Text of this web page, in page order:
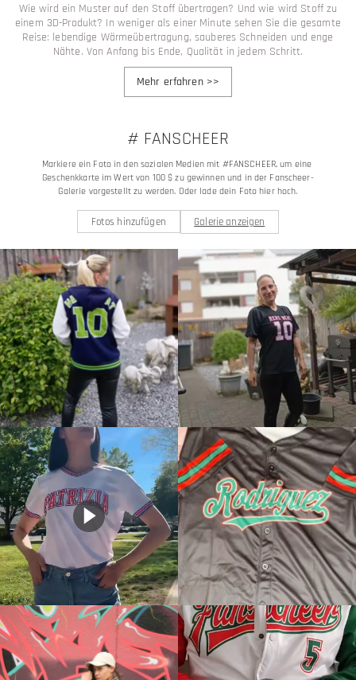
Wie wird ein Muster auf den Stoff übertragen? Und wie wird Stoff zu
einem 3D-Produkt? In weniger als einer Minute sehen Sie die gesamte
Reise: lebendige Wärmeübertragung, sauberes Schneiden und enge
Nähte. Von Anfang bis Ende, Qualität in jedem Schritt.
Mehr erfahren>>
# FANSCHEER
Markiere ein Foto in den sozialen Medien mit #FANSCHEER, um eine
Geschenkkarte im Wert von 100 $ zu gewinnen und in der Fanscheer-
Galerie vorgestellt zu werden. Oder lade dein Foto hier hoch.
Fotos hinzufügen Galerie anzeigen